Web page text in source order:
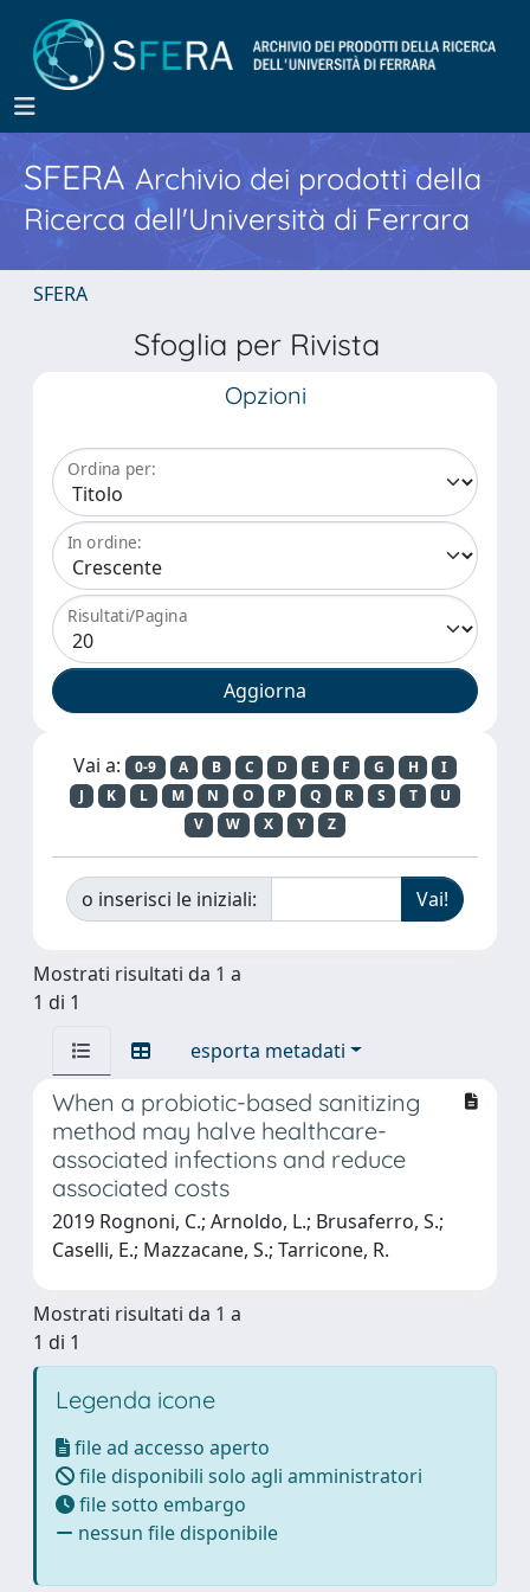
SFERA Archivio dei prodotti della
Ricerca dell'Università di Ferrara
SFERA
Sfoglia per Rivista
Opzioni
Ordina per:
In ordine:
Risultati/Pagina
Vai a: 0-9 A B C D E F G H
I
J
K L M N O P Q R S T
U
V
W X Y Z
o inserisci le iniziali:
Mostrati risultati da 1 a
1 di 1
esporta metadati
When a probiotic-based sanitizing
method may halve healthcare-
associated infections and reduce
associated costs
2019 Rognoni, C.; Arnoldo, L.; Brusaferro, S.;
Caselli, E.; Mazzacane, S.; Tarricone, R.
Mostrati risultati da 1 a
1 di 1
Legenda icone
file ad accesso aperto
file disponibili solo agli amministratori
file sotto embargo
nessun file disponibile